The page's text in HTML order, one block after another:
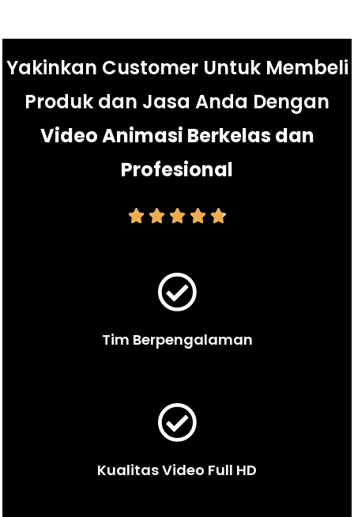
Yakinkan Customer Untuk Membeli
Produk dan Jasa Anda Dengan
Video Animasi Berkelas dan
Profesional
    
Tim Berpengalaman
Kualitas Video Full HD